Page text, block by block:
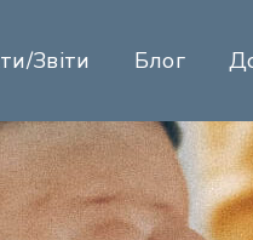
Звіти Блог